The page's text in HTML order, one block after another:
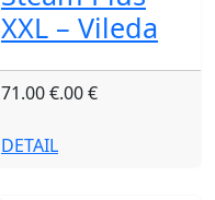
XXL – Vileda
71.00 €.00 €
DETAIL